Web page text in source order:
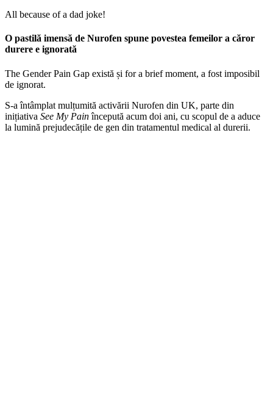
All because of a dad joke!
O pastilă imensă de Nurofen spune povestea femeilor a căror
durere e ignorată
The Gender Pain Gap există și for a brief moment, a fost imposibil
de ignorat.
S-a întâmplat mulțumită activării Nurofen din UK, parte din
inițiativa See My Painîncepută acum doi ani, cu scopul de a aduce
la lumină prejudecățile de gen din tratamentul medical al durerii.